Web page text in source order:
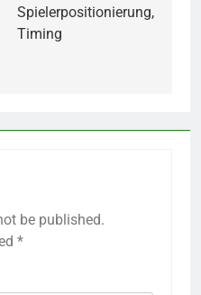
Spielerpositionierung,
Timing
be published.
*